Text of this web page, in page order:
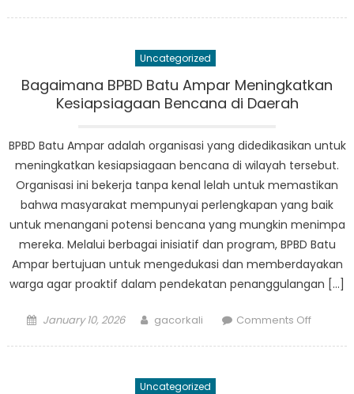
Alam
Uncategorized
Bagaimana BPBD Batu Ampar Meningkatkan
Kesiapsiagaan Bencana di Daerah
BPBD Batu Ampar adalah organisasi yang didedikasikan untuk
meningkatkan kesiapsiagaan bencana di wilayah tersebut.
Organisasi ini bekerja tanpa kenal lelah untuk memastikan
bahwa masyarakat mempunyai perlengkapan yang baik
untuk menangani potensi bencana yang mungkin menimpa
mereka. Melalui berbagai inisiatif dan program, BPBD Batu
Ampar bertujuan untuk mengedukasi dan memberdayakan
warga agar proaktif dalam pendekatan penanggulangan […]
Posted
January 10, 2026 Author
gacorkali Comments Offon
Uncategorized